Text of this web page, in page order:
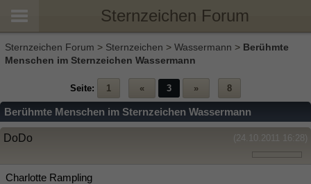
Sternzeichen Forum
Sternzeichen Forum > Sternzeichen > Wassermann > Berühmte
Menschen im Sternzeichen Wassermann
Seite: 1 « 3 » 8
Berühmte Menschen im Sternzeichen Wassermann
(24.10.2011 16:28)
DoDo
Charlotte Rampling